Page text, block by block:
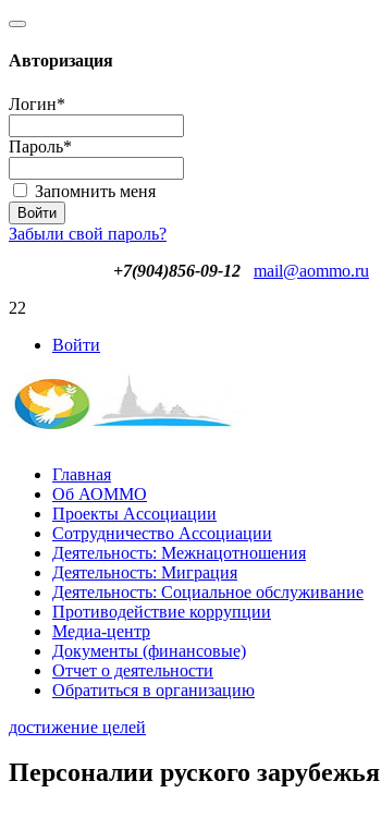
Авторизация
Логин*
Пароль*
Запомнить меня
Забыли свой пароль?
+7(904)856-09-12
mail@aommo.ru
22
Войти
Главная
Об АОММО
Проекты Ассоциации
Сотрудничество Ассоциации
Деятельность: Межнацотношения
Деятельность: Миграция
Деятельность: Социальное обслуживание
Противодействие коррупции
Медиа-центр
Документы (финансовые)
Отчет о деятельности
Обратиться в организацию
достижение целей
Персоналии руского зарубежья